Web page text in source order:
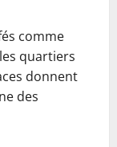
comme
quartiers
donnent
des